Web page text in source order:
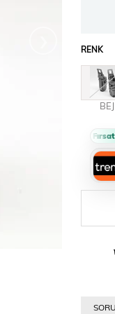
RENK
BEJ
Sepette %10 İndirim Fırsatı 🔥